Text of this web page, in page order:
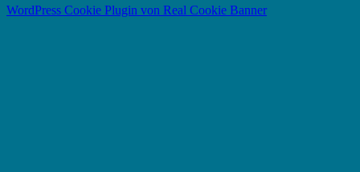
WordPress Cookie Plugin von Real Cookie Banner